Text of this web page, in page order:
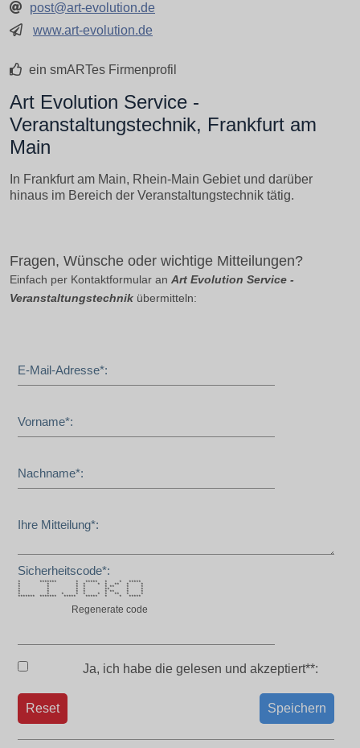
post@art-evolution.de
www.art-evolution.de
ein smARTes Firmenprofil
Art Evolution Service -
Veranstaltungstechnik, Frankfurt am
Main
In Frankfurt am Main, Rhein-Main Gebiet und darüber
hinaus im Bereich der Veranstaltungstechnik tätig.
Fragen, Wünsche oder wichtige Mitteilungen?
Einfach per Kontaktformular an Art Evolution Service -
Veranstaltungstechnik übermitteln:
E-Mail-Adresse*:
Vorname*:
Nachname*:
Ihre Mitteilung*:
Sicherheitscode*:
* ******* * ***** * * *****
* * * * * * ** * *
* * * * * ** * *
* * * * ** * *
* * * * * ** * *
* * * * * * * ** * *
******* ******* ***** ***** * * *****
Regenerate code
Ja, ich habe die gelesen und akzeptiert**:
Speichern
Reset